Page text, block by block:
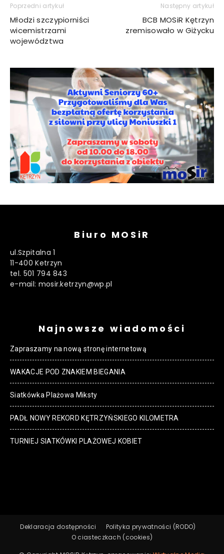
Poprzedni artykuł
Młodzi szczypiorniści
wicemistrzami
województwa
Następny artykuł
BCB MOSiR Kętrzyn
zremisowało w Giżycku
Biuro MOSiR
ul.Szpitalna 1
11-400 Ketrzyn
tel. 501 794 843
e-mail: mosir.ketrzyn@wp.pl
Najnowsze wiadomości
Zapraszamy na nową stronę internetową
WAKACJE POD ZNAKIEM BIEGANIA
Siatkówka Plażowa Miksty
PADŁ NOWY REKORD KĘTRZYŃSKIEGO KILOMETRA
TURNIEJ SIATKÓWKI PLAŻOWEJ KOBIET
Deklaracja dostępności
Polityka prywatności (RODO)
O ciasteczkach (cookies)